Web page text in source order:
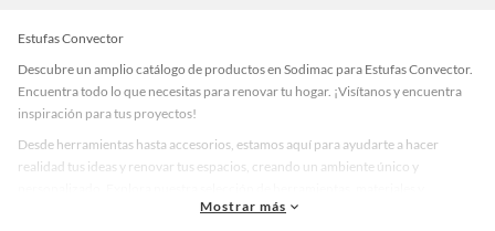
Estufas Convector
Descubre un amplio catálogo de productos en Sodimac para Estufas Convector.
Encuentra todo lo que necesitas para renovar tu hogar. ¡Visítanos y encuentra
inspiración para tus proyectos!
Desde herramientas hasta accesorios, estamos aquí para ayudarte a hacer
realidad tus ideas y renovar tus espacios, creando un ambiente único y
accesorios de calidad que te ayudarán a crear un espacio más tú.
Mostrar más